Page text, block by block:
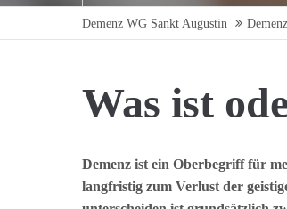
Demenz WG Sankt Augustin
Was ist
Demenz ist ein Oberbegriff für
langfristig zum Verlust der